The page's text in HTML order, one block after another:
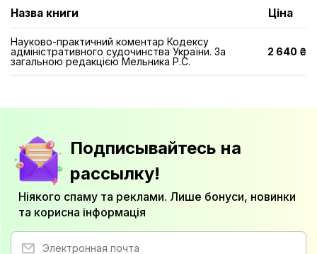
Назва книги Ціна
Науково-практичний коментар Кодексу
адміністративного судочинства України. За
загальною редакцією Мельника Р.С.
2 640 ₴
Подписывайтесь на
рассылку!
Ніякого спаму та реклами. Лише бонуси, новинки
та корисна інформація